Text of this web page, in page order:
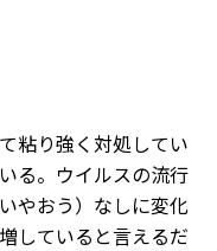
粘り強く対処してい
る。ウイルスの流行
やおう）なしに変化
していると言えるだ